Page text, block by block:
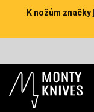
K nožům značky